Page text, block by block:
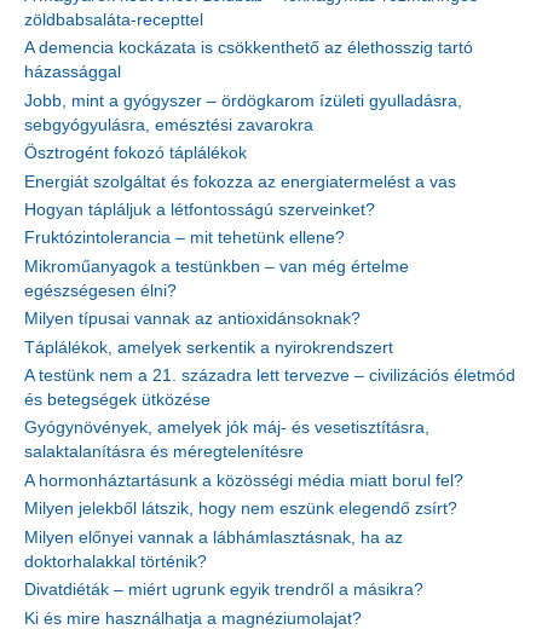
zöldbabsaláta-recepttel
A demencia kockázata is csökkenthető az élethosszig tartó
házassággal
Jobb, mint a gyógyszer – ördögkarom ízületi gyulladásra,
sebgyógyulásra, emésztési zavarokra
Ösztrogént fokozó táplálékok
Energiát szolgáltat és fokozza az energiatermelést a vas
Hogyan tápláljuk a létfontosságú szerveinket?
Fruktózintolerancia – mit tehetünk ellene?
Mikroműanyagok a testünkben – van még értelme
egészségesen élni?
Milyen típusai vannak az antioxidánsoknak?
Táplálékok, amelyek serkentik a nyirokrendszert
A testünk nem a 21. századra lett tervezve – civilizációs életmód
és betegségek ütközése
Gyógynövények, amelyek jók máj- és vesetisztításra,
salaktalanításra és méregtelenítésre
A hormonháztartásunk a közösségi média miatt borul fel?
Milyen jelekből látszik, hogy nem eszünk elegendő zsírt?
Milyen előnyei vannak a lábhámlasztásnak, ha az
doktorhalakkal történik?
Divatdiéták – miért ugrunk egyik trendről a másikra?
Ki és mire használhatja a magnéziumolajat?